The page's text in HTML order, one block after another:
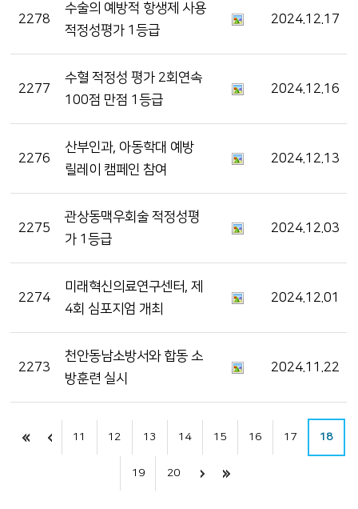
2278
수술의 예방적 항생제 사용
적정성평가 1등급
2024.12.17
2277
수혈 적정성 평가 2회연속
100점 만점 1등급
2024.12.16
2276
산부인과, 아동학대 예방
릴레이 캠페인 참여
2024.12.13
2275
관상동맥우회술 적정성평
가 1등급
2024.12.03
2274
미래혁신의료연구센터, 제
4회 심포지엄 개최
2024.12.01
2273
천안동남소방서와 합동 소
방훈련 실시
2024.11.22
11 12 13 14 15 16 17 18
19 20